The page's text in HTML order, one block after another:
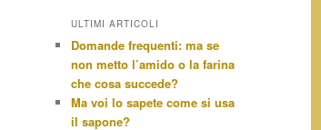
ULTIMI ARTICOLI
Domande frequenti: ma se
non metto l’amido o la farina
che cosa succede?
Ma voi lo sapete come si usa
il sapone?